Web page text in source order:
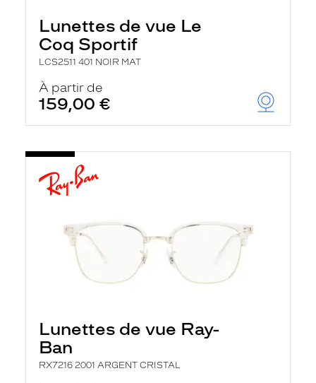
Lunettes de vue Le
Coq Sportif
LCS2511 401 NOIR MAT
À partir de
159,00 €
Lunettes de vue Ray-
Ban
RX7216 2001 ARGENT CRISTAL